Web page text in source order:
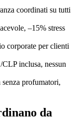
coordinati su tutti
–15% stress
corporate per clienti
inclusa, nessun
profumatori,
da